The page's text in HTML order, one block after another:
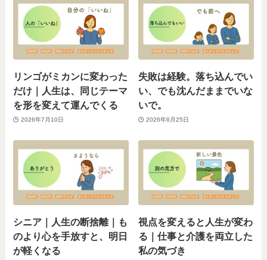
リンゴがミカンに変わった
だけ｜人生は、同じテーマ
を形を変えて運んでくる
2026年7月10日
失敗は経験。落ち込んでい
い、でも沈んだままでいな
いで。
2026年6月25日
シニア｜人生の断捨離｜も
のより心を手放すと、明日
が軽くなる
視点を変えると人生が変わ
る｜仕事と介護を両立した
私の気づき